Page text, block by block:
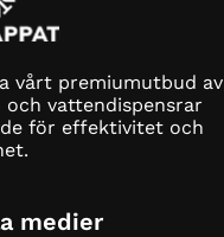
vårt premiumutbud av
och vattendispensrar
för effektivitet och
medier